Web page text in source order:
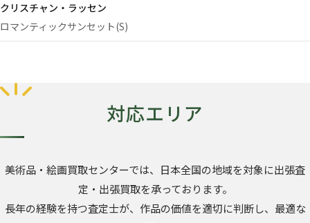
クリスチャン・ラッセン
ロマンティックサンセット(S)
対応エリア
美術品・絵画買取センターでは、日本全国の地域を対象に出張査
定・出張買取を承っております。
長年の経験を持つ査定士が、作品の価値を適切に判断し、最適な